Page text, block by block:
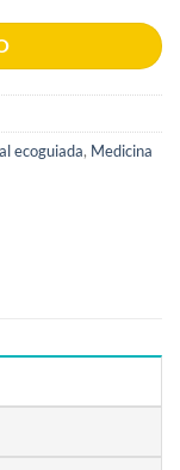
ecoguiada, Medicina